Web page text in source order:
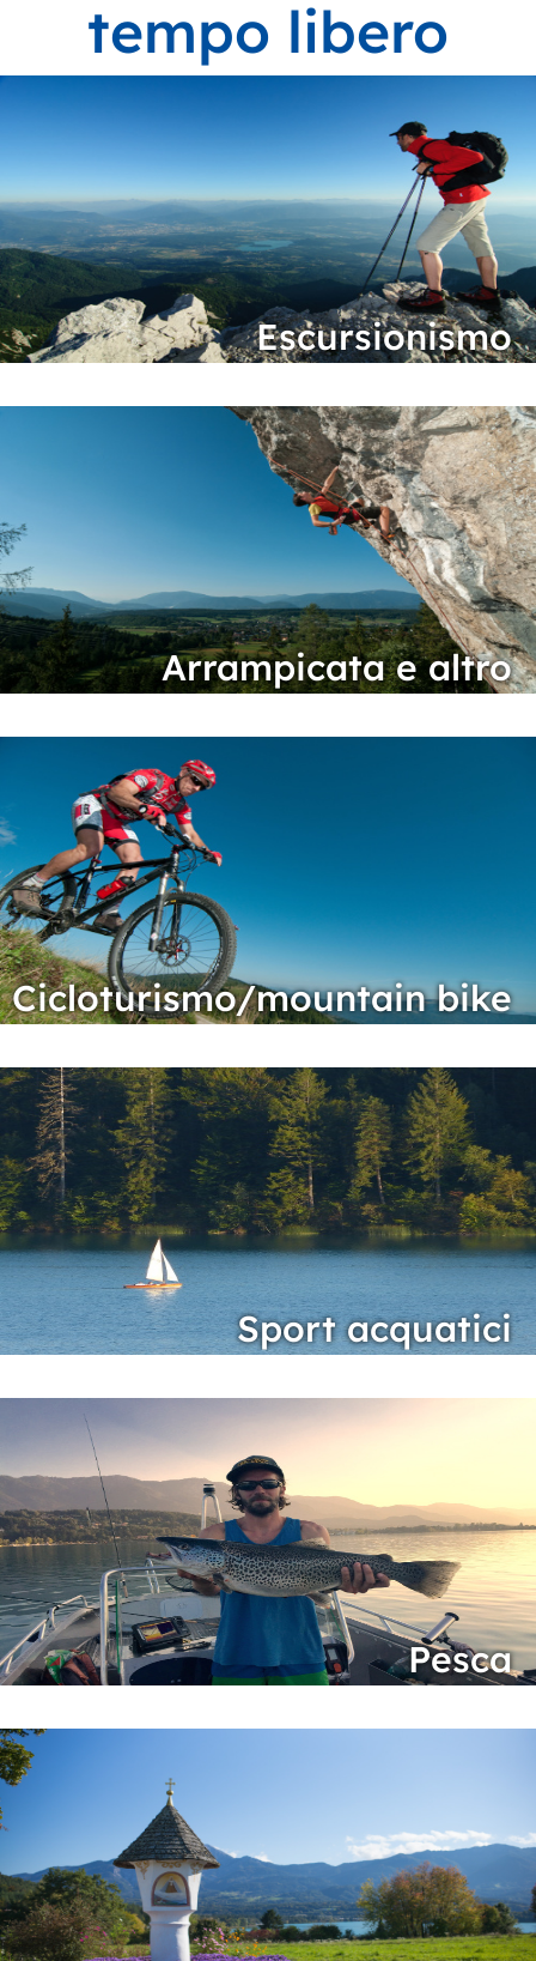
tempo libero
Escursionismo
Arrampicata e altro
Cicloturismo/mountain bike
Sport acquatici
Pesca